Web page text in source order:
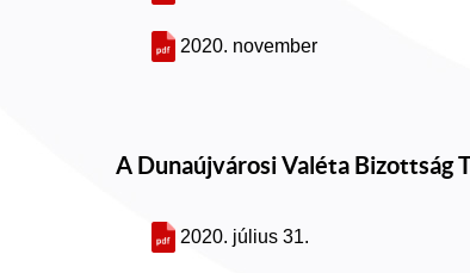
2020. november
A Dunaújvárosi Valéta Bizottság
2020. július 31.